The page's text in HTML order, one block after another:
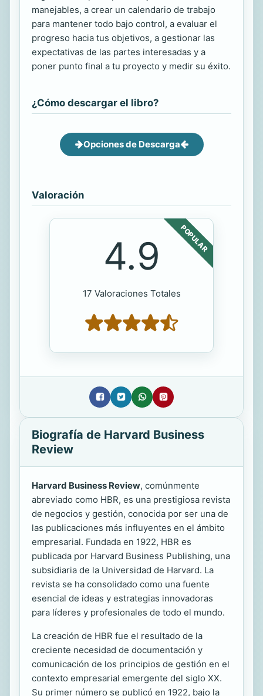
manejables, a crear un calendario de trabajo
para mantener todo bajo control, a evaluar el
progreso hacia tus objetivos, a gestionar las
expectativas de las partes interesadas y a
poner punto final a tu proyecto y medir su éxito.
¿Cómo descargar el libro?
Opciones de Descarga
Valoración
POPULAR
4.9
17 Valoraciones Totales
Biografía de Harvard Business
Review
Harvard Business Review, comúnmente
abreviado como HBR, es una prestigiosa revista
de negocios y gestión, conocida por ser una de
las publicaciones más influyentes en el ámbito
empresarial. Fundada en 1922, HBR es
publicada por Harvard Business Publishing, una
subsidiaria de la Universidad de Harvard. La
revista se ha consolidado como una fuente
esencial de ideas y estrategias innovadoras
para líderes y profesionales de todo el mundo.
La creación de HBR fue el resultado de la
creciente necesidad de documentación y
comunicación de los principios de gestión en el
contexto empresarial emergente del siglo XX.
Su primer número se publicó en 1922, bajo la